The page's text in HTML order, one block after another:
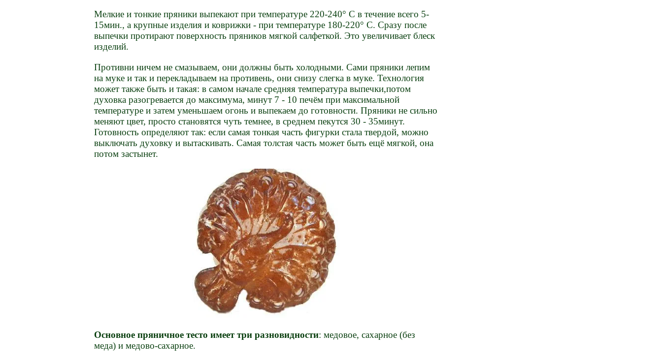
Мелкие и тонкие пряники выпекают при температуре 220-240° С в течение всего 5-
15мин., а крупные изделия и коврижки - при температуре 180-220° С. Сразу после
выпечки протирают поверхность пряников мягкой салфеткой. Это увеличивает блеск
изделий.
Противни ничем не смазываем, они должны быть холодными. Сами пряники лепим
на муке и так и перекладываем на противень, они снизу слегка в муке. Технология
может также быть и такая: в самом начале средняя температура выпечки,потом
духовка разогревается до максимума, минут 7 - 10 печём при максимальной
температуре и затем уменьшаем огонь и выпекаем до готовности. Пряники не сильно
меняют цвет, просто становятся чуть темнее, в среднем пекутся 30 - 35минут.
Готовность определяют так: если самая тонкая часть фигурки стала твердой, можно
выключать духовку и вытаскивать. Самая толстая часть может быть ещё мягкой, она
потом застынет.
Основное пряничное тесто имеет три разновидности: медовое, сахарное (без
меда) и медово-сахарное.